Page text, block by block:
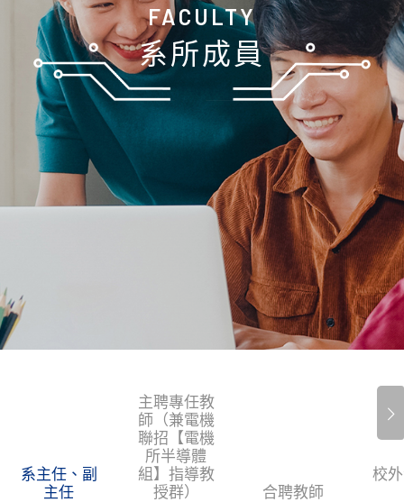
FACULTY
系所成員
系主任、副
主任
主聘專任教
師（兼電機
聯招【電機
所半導體
組】指導教
授群）
合聘教師
校